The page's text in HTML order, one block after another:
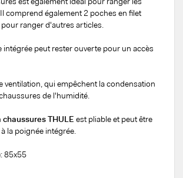
comprend également 2 poches en filet
ranger d'autres articles.
intégrée peut rester ouverte pour un accès
ventilation, qui empêchent la condensation
de l'humidité.
THULE est pliable et peut être
la poignée intégrée.
85x55